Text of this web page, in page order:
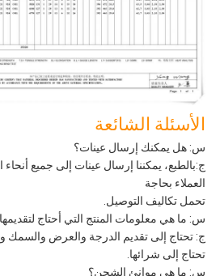
الأسئلة الشائعة
س: هل يمكنك إرسال عينات؟
ج:بالطبع، يمكننا إرسال عينات إلى جميع أنحاء
العملاء بحاجة
تحمل تكاليف التوصيل.
س: ما هي معلومات المنتج التي أحتاج
ج: تحتاج إلى تقديم الدرجة والعرض والسمك
تحتاج إلى شرائها.
س: ما هي موانئ الشحن؟